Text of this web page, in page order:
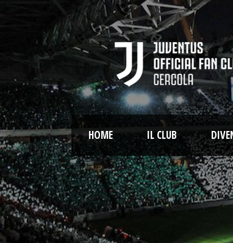
HOME IL CLUB